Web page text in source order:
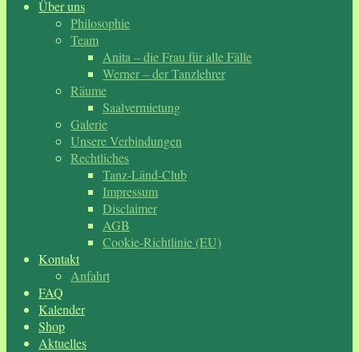
Über uns
Philosophie
Team
Anita – die Frau für alle Fälle
Werner – der Tanzlehrer
Räume
Saalvermietung
Galerie
Unsere Verbindungen
Rechtliches
Tanz-Länd-Club
Impressum
Disclaimer
AGB
Cookie-Richtlinie (EU)
Kontakt
Anfahrt
FAQ
Kalender
Shop
Aktuelles